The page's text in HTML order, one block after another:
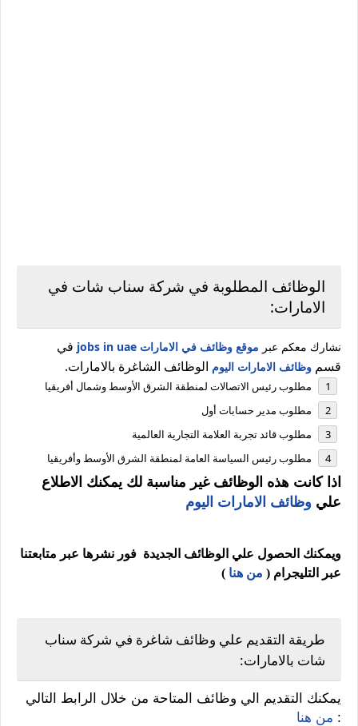
الوظائف المطلوبة في شركة سناب شات في
الامارات:
نشارك معكم عبر موقع وظائف في الامارات jobs in uae
في
قسم وظائف الامارات اليوم الوظائف الشاغرة بالامارات.
مطلوب رئيس الاتصالات لمنطقة الشرق الأوسط وشمال أفريقيا
مطلوب مدير حسابات أول
مطلوب قائد تجربة العلامة التجارية العالمية
مطلوب رئيس السياسة العامة لمنطقة الشرق الأوسط وأفريقيا
اذا كانت هذه الوظائف غير مناسبة لك يمكنك الاطلاع
علي وظائف الامارات اليوم
ويمكنك الحصول علي الوظائف الجديدة فور نشرها عبر متابعتنا
عبر التليجرام ( من هنا )
طريقة التقديم علي وظائف شاغرة في شركة سناب
شات بالامارات:
يمكنك التقديم الي وظائف المتاحة من خلال الرابط التالي
: من هنا